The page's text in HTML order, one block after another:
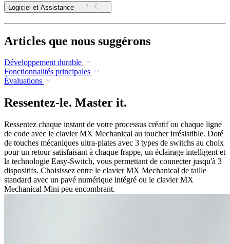
Logiciel et Assistance
Articles que nous suggérons
Développement durable
Fonctionnalités principales
Évaluations
Ressentez-le. Master it.
Ressentez chaque instant de votre processus créatif ou chaque ligne
de code avec le clavier MX Mechanical au toucher irrésistible. Doté
de touches mécaniques ultra-plates avec 3 types de switchs au choix
pour un retour satisfaisant à chaque frappe, un éclairage intelligent et
la technologie Easy-Switch, vous permettant de connecter jusqu'à 3
dispositifs. Choisissez entre le clavier MX Mechanical de taille
standard avec un pavé numérique intégré ou le clavier MX
Mechanical Mini peu encombrant.